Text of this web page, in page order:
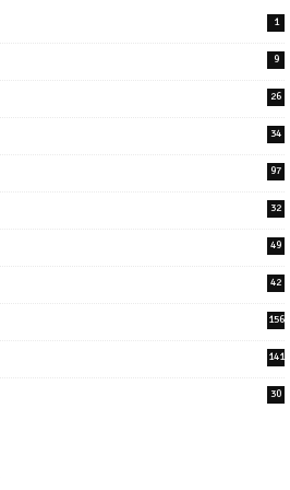
1
9
26
34
97
32
49
42
156
141
30